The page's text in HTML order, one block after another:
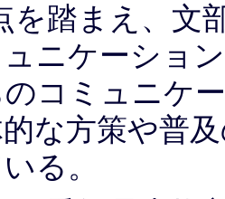
を踏まえ、文
ニケーショ
コミュニケ
な方策や普
る。